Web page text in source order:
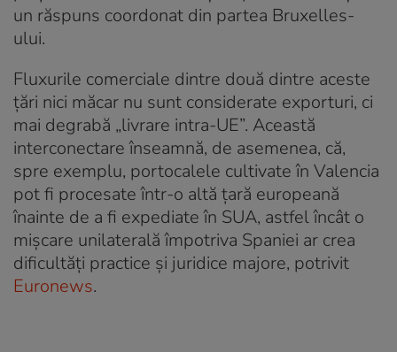
un răspuns coordonat din partea Bruxelles-
ului.
Fluxurile comerciale dintre două dintre aceste
țări nici măcar nu sunt considerate exporturi, ci
mai degrabă „livrare intra-UE”. Această
interconectare înseamnă, de asemenea, că,
spre exemplu, portocalele cultivate în Valencia
pot fi procesate într-o altă țară europeană
înainte de a fi expediate în SUA, astfel încât o
mișcare unilaterală împotriva Spaniei ar crea
dificultăți practice și juridice majore, potrivit
Euronews.